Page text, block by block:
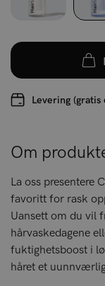
Levering (gratis
Om
La oss presentere
favoritt for rask
Uansett om du vil
hårvaskedagene
fuktighetsboost i
håret et